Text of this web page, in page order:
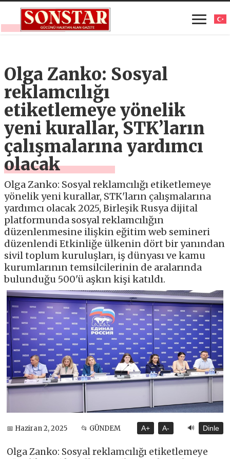
Olga Zanko: Sosyal
reklamcılığı
etiketlemeye yönelik
yeni kurallar, STK’ların
çalışmalarına yardımcı
olacak
Olga Zanko: Sosyal reklamcılığı etiketlemeye
yönelik yeni kurallar, STK'ların çalışmalarına
yardımcı olacak 2025, Birleşik Rusya dijital
platformunda sosyal reklamcılığın
düzenlenmesine ilişkin eğitim web semineri
düzenlendi Etkinliğe ülkenin dört bir yanından
sivil toplum kuruluşları, iş dünyası ve kamu
kurumlarının temsilcilerinin de aralarında
bulunduğu 500'ü aşkın kişi katıldı.
📅 Haziran 2, 2025 📂 GÜNDEM A+ A- 🔊 Dinle
Olga Zanko: Sosyal reklamcılığı etiketlemeye